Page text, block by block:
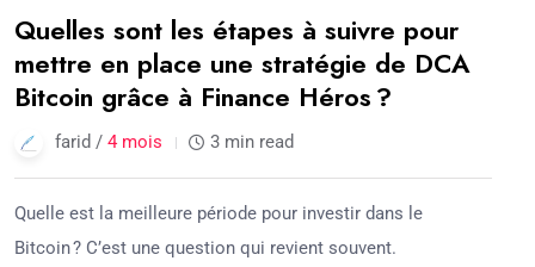
Quelles sont les étapes à suivre pour
mettre en place une stratégie de DCA
Bitcoin grâce à Finance Héros ?
farid / 4 mois 3 min read
Quelle est la meilleure période pour investir dans le
Bitcoin ? C’est une question qui revient souvent.